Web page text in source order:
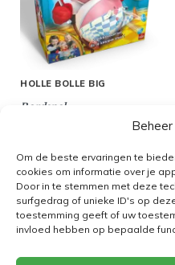
Om de beste ervaringen te
cookies om informatie over je
Door in te stemmen met deze
surfgedrag of unieke ID's op
toestemming geeft of uw
invloed hebben op bepaalde
HOLLE BOLLE BIG
Bordspel
Algemene voorwaarden
Verzending